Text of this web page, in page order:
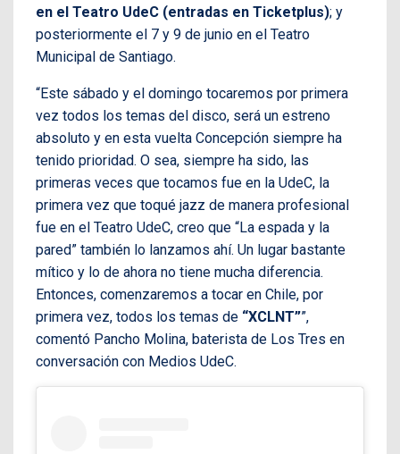
en el Teatro UdeC (entradas en Ticketplus); y
posteriormente el 7 y 9 de junio en el Teatro
Municipal de Santiago.
“Este sábado y el domingo tocaremos por primera
vez todos los temas del disco, será un estreno
absoluto y en esta vuelta Concepción siempre ha
tenido prioridad. O sea, siempre ha sido, las
primeras veces que tocamos fue en la UdeC, la
primera vez que toqué jazz de manera profesional
fue en el Teatro UdeC, creo que “La espada y la
pared” también lo lanzamos ahí. Un lugar bastante
mítico y lo de ahora no tiene mucha diferencia.
Entonces, comenzaremos a tocar en Chile, por
primera vez, todos los temas de “XCLNT””,
comentó Pancho Molina, baterista de Los Tres en
conversación con Medios UdeC.